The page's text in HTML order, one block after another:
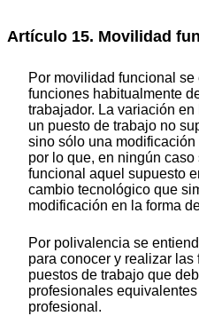
Artículo 15. Movilidad
Por movilidad funcional
funciones habitualmente
trabajador. La variación
un puesto de trabajo no
sino sólo una
por lo que, en ningún
funcional aquel supuesto
cambio tecnológico que
modificación en la forma
Por polivalencia se
para conocer y realizar
puestos de trabajo que
profesionales
profesional.